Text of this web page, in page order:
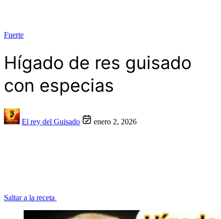
Fuerte
Hígado de res guisado
con especias
El rey del Guisado enero 2, 2026
Saltar a la receta